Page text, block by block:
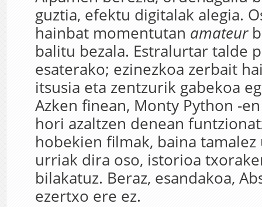
guztia, efektu digitalak alegia.
hainbat momentutan amateur
balitu bezala. Estralurtar talde
esaterako; ezinezkoa zerbait
itsusia eta zentzurik gabekoa
Azken finean, Monty Python -
hori azaltzen denean
hobekien filmak, baina
urriak dira oso, istorioa
bilakatuz. Beraz, esandakoa,
ezertxo ere ez.